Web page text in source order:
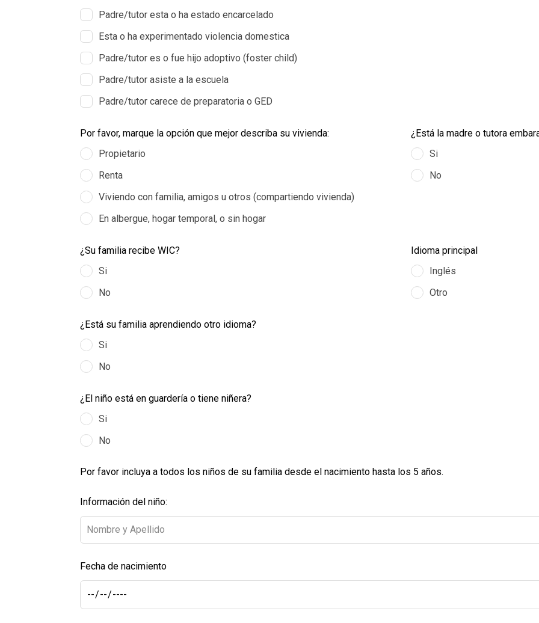
Padre/tutor esta o ha estado encarcelado
Esta o ha experimentado violencia domestica
Padre/tutor es o fue hijo adoptivo (foster child)
Padre/tutor asiste a la escuela
Padre/tutor carece de preparatoria o GED
Por favor, marque la opción que mejor describa su vivienda:
Propietario
Renta
Viviendo con familia, amigos u otros (compartiendo vivienda)
En albergue, hogar temporal, o sin hogar
¿Está la madre o tutora
Si
No
¿Su familia recibe WIC?
Si
No
Idioma principal
Inglés
Otro
¿Está su familia aprendiendo otro idioma?
Si
No
¿El niño está en guardería o tiene niñera?
Si
No
Por favor incluya a todos los niños de su familia desde el nacimiento hasta los 5 años.
Información del niño:
Fecha de nacimiento